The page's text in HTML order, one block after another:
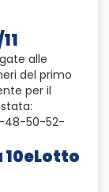
alle
del primo
per il
48-50-52-